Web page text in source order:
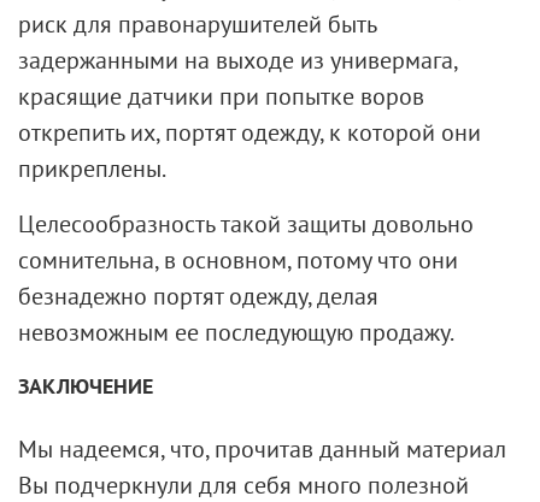
риск для правонарушителей быть
задержанными на выходе из универмага,
красящие датчики при попытке воров
открепить их, портят одежду, к которой они
прикреплены.
Целесообразность такой защиты довольно
сомнительна, в основном, потому что они
безнадежно портят одежду, делая
невозможным ее последующую продажу.
ЗАКЛЮЧЕНИЕ
Мы надеемся, что, прочитав данный материал
Вы подчеркнули для себя много полезной